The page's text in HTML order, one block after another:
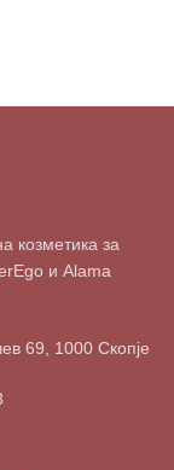
козметика за
и Alama
69, 1000 Скопје